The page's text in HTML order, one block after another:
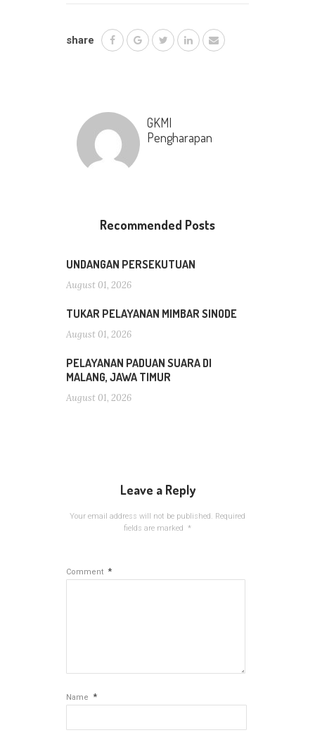
share
GKMI
Pengharapan
Recommended Posts
UNDANGAN PERSEKUTUAN
August 01, 2026
TUKAR PELAYANAN MIMBAR SINODE
August 01, 2026
PELAYANAN PADUAN SUARA DI
MALANG, JAWA TIMUR
August 01, 2026
Leave a Reply
Your email address will not be published. Required
fields are marked *
Comment *
Name *